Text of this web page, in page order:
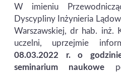
W imieniu
Dyscypliny Inżynieria
Warszawskiej, dr hab. inż.
uczelni, uprzejmie
08.03.2022 r. o
seminarium naukowe